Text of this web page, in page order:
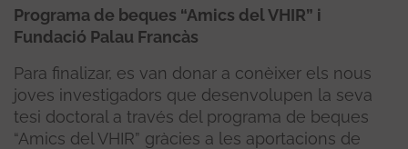
Programa de beques “Amics del VHIR” i
Fundació Palau Francàs
Para finalizar, es van donar a conèixer els nous
joves investigadors que desenvolupen la seva
tesi doctoral a través del programa de beques
“Amics del VHIR” gràcies a les aportacions de